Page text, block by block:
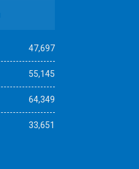
47,697
55,145
64,349
33,651